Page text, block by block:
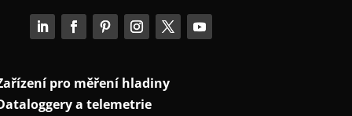
pro měření hladiny
a telemetrie